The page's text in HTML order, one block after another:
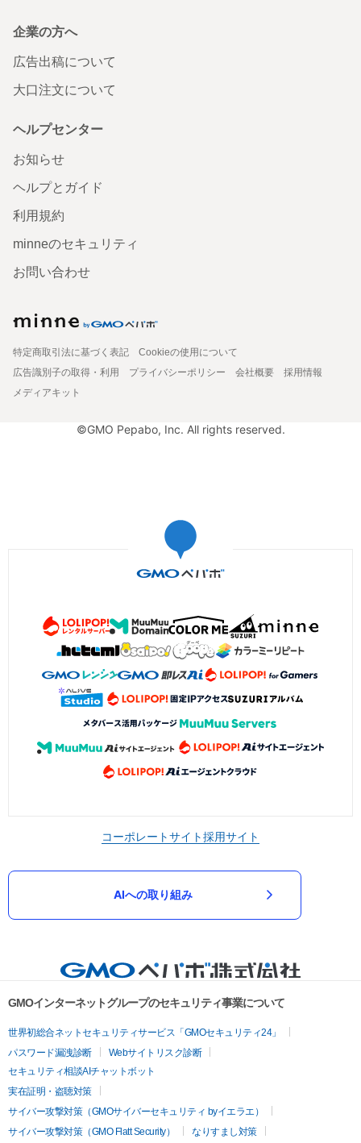
企業の方へ
広告出稿について
大口注文について
ヘルプセンター
お知らせ
ヘルプとガイド
利用規約
minneのセキュリティ
お問い合わせ
特定商取引法に基づく表記
Cookieの使用について
広告識別子の取得・利用
プライバシーポリシー 会社概要
採用情報
メディアキット
©GMO Pepabo, Inc. All rights reserved.
コーポレートサイト採用サイト
AIへの取り組み
GMOインターネットグループのセキュリティ事業について
世界初総合ネットセキュリティサービス「GMOセキュリティ24」
パスワード漏洩診断
Webサイトリスク診断
セキュリティ相談AIチャットボット
実在証明・盗聴対策
サイバー攻撃対策（GMOサイバーセキュリティ byイエラエ）
サイバー攻撃対策（GMO Flatt Security）
なりすまし対策